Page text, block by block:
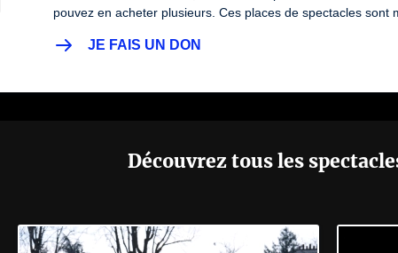
pouvez en acheter plusieurs. Ces places de spectacles sont
JE FAIS UN DON
Découvrez tous les